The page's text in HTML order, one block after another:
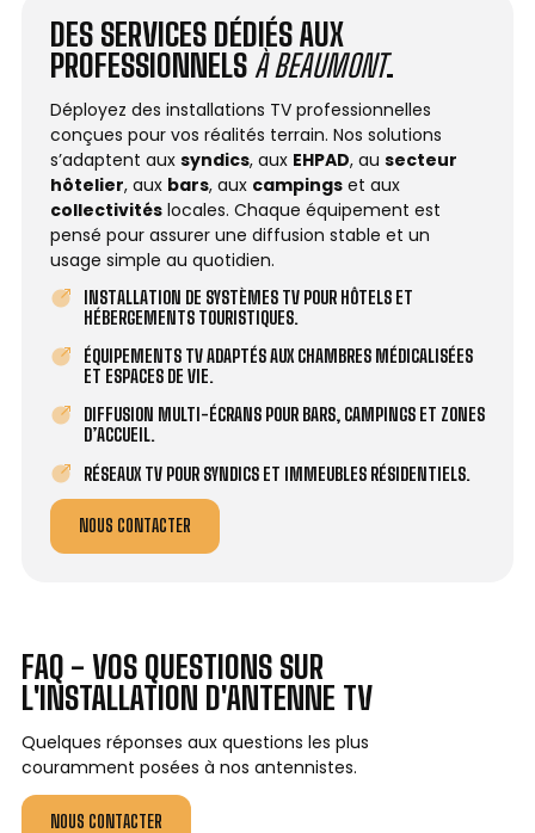
DES SERVICES DÉDIÉS AUX
PROFESSIONNELS À BEAUMONT.
Déployez des installations TV professionnelles
conçues pour vos réalités terrain. Nos solutions
s’adaptent aux syndics, aux EHPAD, au secteur
hôtelier, aux bars, aux campings et aux
collectivités locales. Chaque équipement est
pensé pour assurer une diffusion stable et un
usage simple au quotidien.
INSTALLATION DE SYSTÈMES TV POUR HÔTELS ET
HÉBERGEMENTS TOURISTIQUES.
ÉQUIPEMENTS TV ADAPTÉS AUX CHAMBRES MÉDICALISÉES
ET ESPACES DE VIE.
DIFFUSION MULTI-ÉCRANS POUR BARS, CAMPINGS ET ZONES
D’ACCUEIL.
RÉSEAUX TV POUR SYNDICS ET IMMEUBLES RÉSIDENTIELS.
NOUS CONTACTER
FAQ - VOS QUESTIONS SUR
L'INSTALLATION D'ANTENNE TV
Quelques réponses aux questions les plus
couramment posées à nos antennistes.
NOUS CONTACTER